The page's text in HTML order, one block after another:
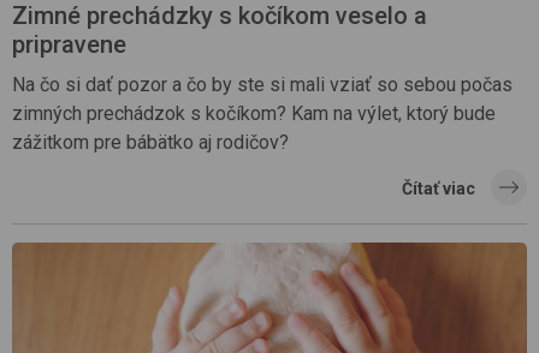
Zimné prechádzky s kočíkom veselo a
pripravene
Na čo si dať pozor a čo by ste si mali vziať so sebou počas
zimných prechádzok s kočíkom? Kam na výlet, ktorý bude
zážitkom pre bábätko aj rodičov?
Čítať viac